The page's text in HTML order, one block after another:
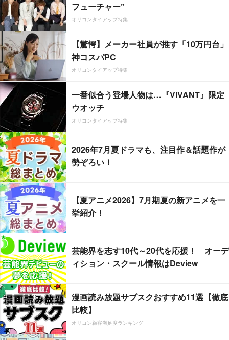
フューチャー”
オリコンタイアップ特集
【驚愕】メーカー社員が推す「10万円台」
神コスパPC
オリコンタイアップ特集
一番似合う登場人物は…『VIVANT』限定
ウオッチ
オリコンタイアップ特集
2026年7月夏ドラマも、注目作＆話題作が
勢ぞろい！
【夏アニメ2026】7月期夏の新アニメを一
挙紹介！
芸能界を志す10代～20代を応援！ オーデ
ィション・スクール情報はDeview
漫画読み放題サブスクおすすめ11選【徹底
比較】
オリコン顧客満足度ランキング